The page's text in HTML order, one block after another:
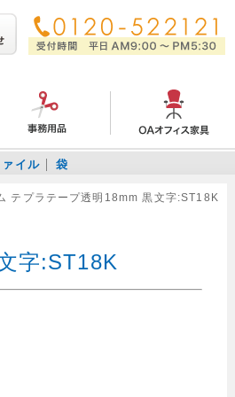
イル 袋
テプラテープ透明18mm 黒文字:ST18K
字:ST18K